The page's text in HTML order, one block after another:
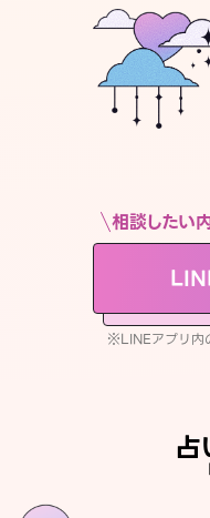
相談したい
※LINEアプリ内